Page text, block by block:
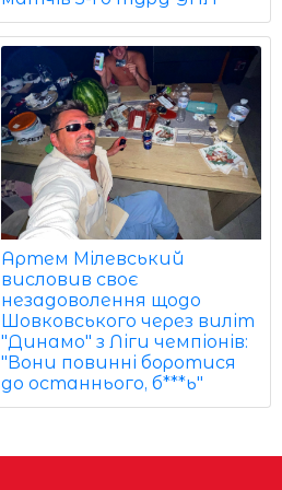
Артем Мілевський
висловив своє
незадоволення щодо
Шовковського через виліт
"Динамо" з Ліги чемпіонів:
"Вони повинні боротися
до останнього, б***ь"